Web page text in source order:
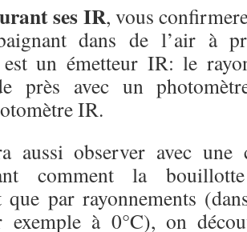
ses IR, vous
dans de l’air à
est un émetteur IR: le
près avec un
IR.
aussi observer avec une
comment la
que par rayonnements
exemple à 0°C), on